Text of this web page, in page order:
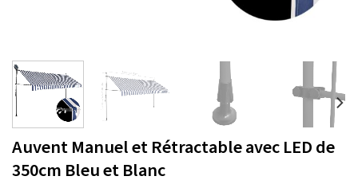
Auvent Manuel et Rétractable avec LED de
350cm Bleu et Blanc